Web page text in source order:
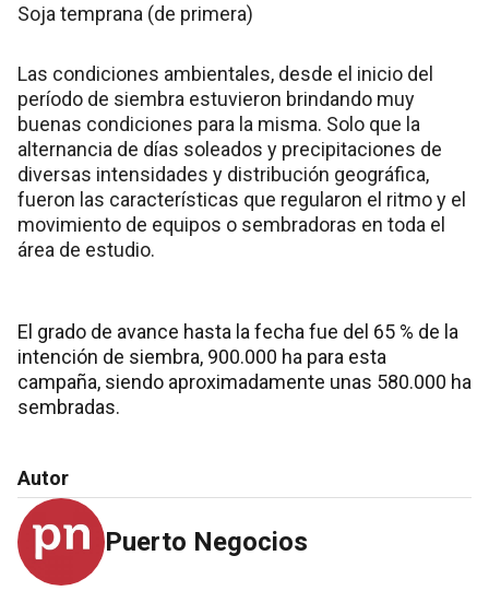
Soja temprana (de primera)
Las condiciones ambientales, desde el inicio del
período de siembra estuvieron brindando muy
buenas condiciones para la misma. Solo que la
alternancia de días soleados y precipitaciones de
diversas intensidades y distribución geográfica,
fueron las características que regularon el ritmo y el
movimiento de equipos o sembradoras en toda el
área de estudio.
El grado de avance hasta la fecha fue del 65 % de la
intención de siembra, 900.000 ha para esta
campaña, siendo aproximadamente unas 580.000 ha
sembradas.
Autor
Puerto Negocios